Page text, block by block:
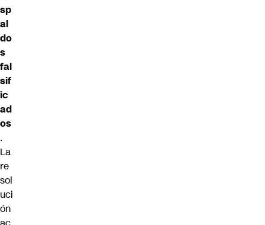
sp
al
do
s
fal
sif
ic
ad
os
.
La
re
sol
uci
ón